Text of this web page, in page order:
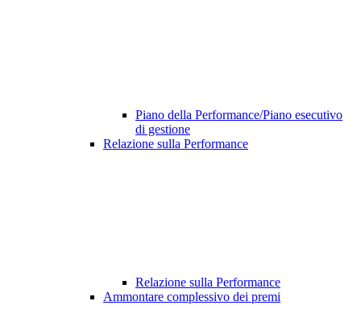
Piano della Performance/Piano esecutivo
di gestione
Relazione sulla Performance
Relazione sulla Performance
Ammontare complessivo dei premi